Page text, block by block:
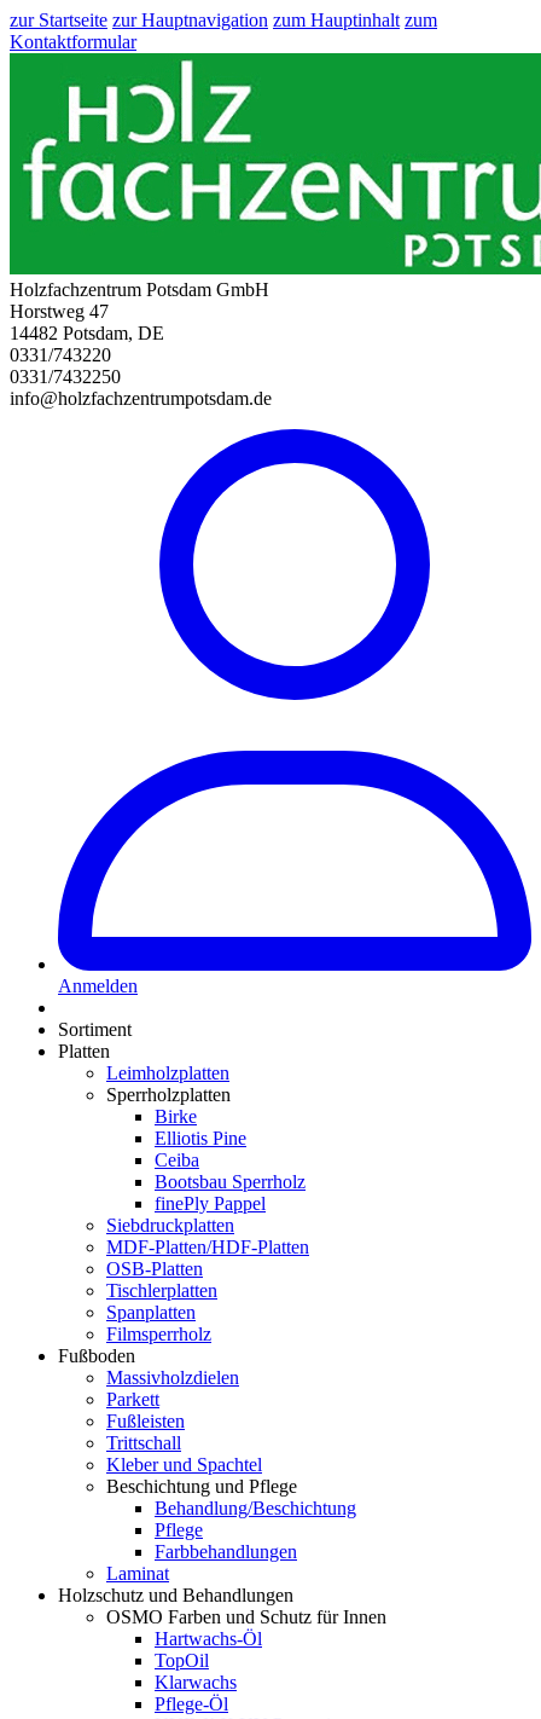
zur Startseite zur Hauptnavigation zum Hauptinhalt zum
Kontaktformular
Holzfachzentrum Potsdam GmbH
Horstweg 47
14482 Potsdam, DE
0331/743220
0331/7432250
info@holzfachzentrumpotsdam.de
Anmelden
Sortiment
Platten
Leimholzplatten
Sperrholzplatten
Birke
Elliotis Pine
Ceiba
Bootsbau Sperrholz
finePly Pappel
Siebdruckplatten
MDF-Platten/HDF-Platten
OSB-Platten
Tischlerplatten
Spanplatten
Filmsperrholz
Fußboden
Massivholzdielen
Parkett
Fußleisten
Trittschall
Kleber und Spachtel
Beschichtung und Pflege
Behandlung/Beschichtung
Pflege
Farbbehandlungen
Laminat
Holzschutz und Behandlungen
OSMO Farben und Schutz für Innen
Hartwachs-Öl
TopOil
Klarwachs
Pflege-Öl